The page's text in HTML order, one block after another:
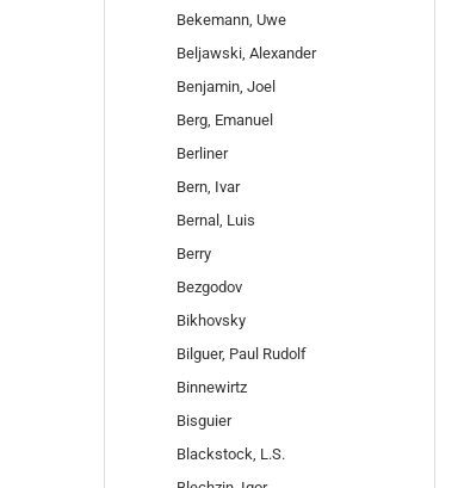
Bekemann, Uwe
Beljawski, Alexander
Benjamin, Joel
Berg, Emanuel
Berliner
Bern, Ivar
Bernal, Luis
Berry
Bezgodov
Bikhovsky
Bilguer, Paul Rudolf
Binnewirtz
Bisguier
Blackstock, L.S.